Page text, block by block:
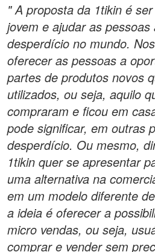
" A proposta da 1tikin é
jovem e ajudar as
desperdício no mundo.
oferecer as pessoas a
partes de produtos novos
utilizados, ou seja, aquilo
compraram e ficou em
pode significar, em outras
desperdício. Ou mesmo,
1tikin quer se apresentar
uma alternativa na
em um modelo diferente
a ideia é oferecer a
micro vendas, ou seja,
comprar e vender sem